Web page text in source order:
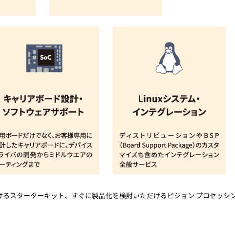
スターターキット、すぐに製品化を検討いただけるビジョン プロセッシ